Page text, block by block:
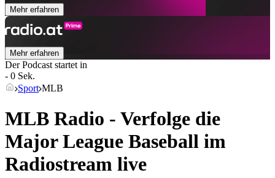
Mehr erfahren
Mehr erfahren
Der Podcast startet in
- 0 Sek.
Sport MLB
MLB Radio - Verfolge die
Major League Baseball im
Radiostream live